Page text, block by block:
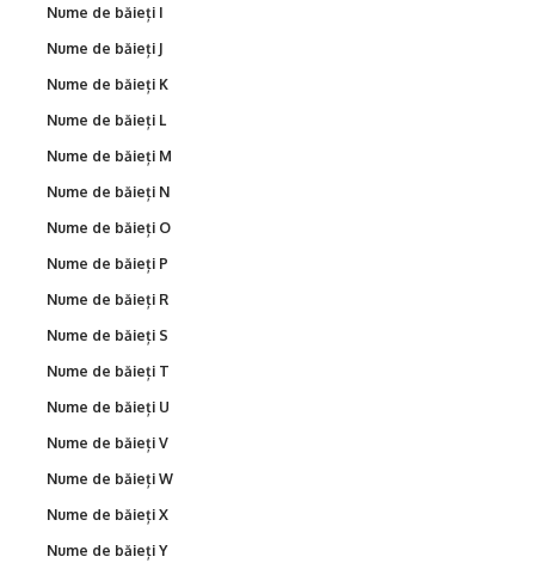
Nume de băieți I
Nume de băieți J
Nume de băieți K
Nume de băieți L
Nume de băieți M
Nume de băieți N
Nume de băieți O
Nume de băieți P
Nume de băieți R
Nume de băieți S
Nume de băieți T
Nume de băieți U
Nume de băieți V
Nume de băieți W
Nume de băieți X
Nume de băieți Y